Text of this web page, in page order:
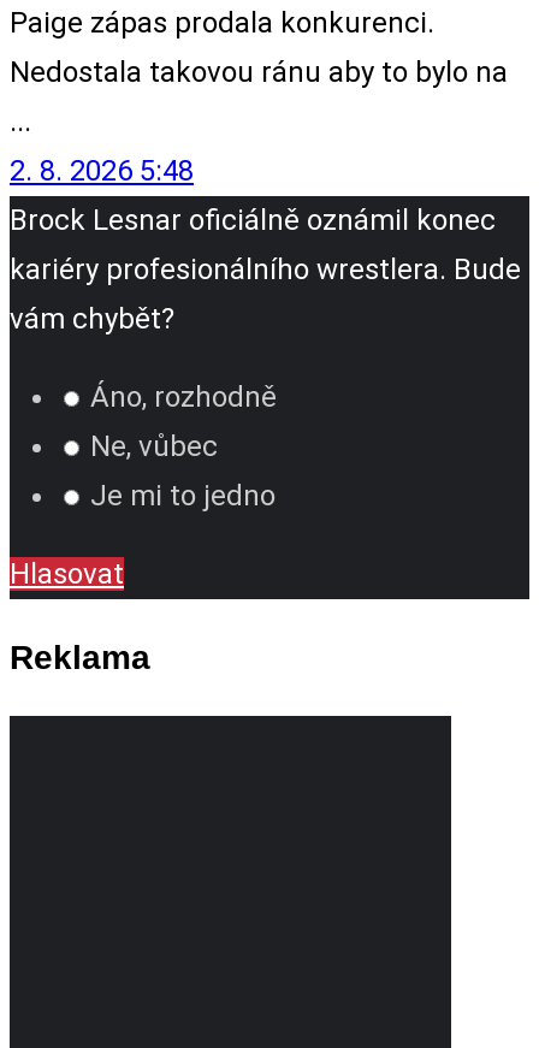
Paige zápas prodala konkurenci.
Nedostala takovou ránu aby to bylo na
...
2. 8. 2026 5:48
Brock Lesnar oficiálně oznámil konec
kariéry profesionálního wrestlera. Bude
vám chybět?
Áno, rozhodně
Ne, vůbec
Je mi to jedno
Hlasovat
Reklama